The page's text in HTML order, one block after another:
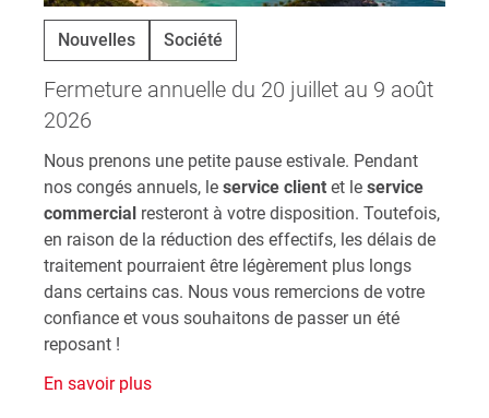
Nouvelles Société
Fermeture annuelle du 20 juillet au 9 août
2026
Nous prenons une petite pause estivale. Pendant
nos congés annuels, le service client et le service
commercial resteront à votre disposition. Toutefois,
en raison de la réduction des effectifs, les délais de
traitement pourraient être légèrement plus longs
dans certains cas. Nous vous remercions de votre
confiance et vous souhaitons de passer un été
reposant !
En savoir plus